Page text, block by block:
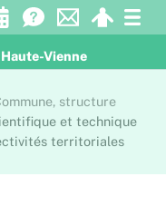
Vienne
structure
et technique
territoriales